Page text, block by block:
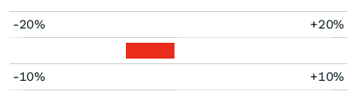
-20% +20%
-10% +10%